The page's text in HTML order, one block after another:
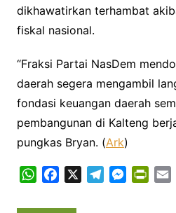
dikhawatirkan terhambat
fiskal nasional.
“Fraksi Partai NasDem
daerah segera mengambil
fondasi keuangan daerah
pembangunan di Kalteng
pungkas Bryan. (Ark)
W
a
c
M